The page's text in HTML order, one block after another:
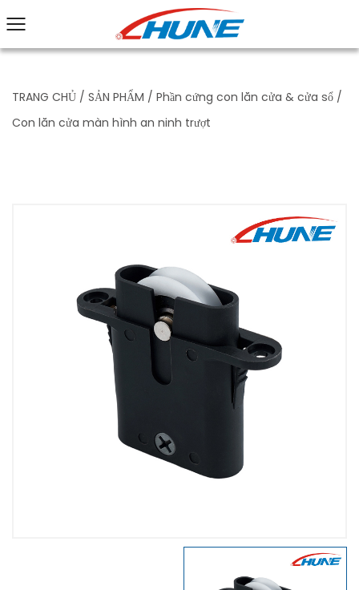
TRANG CHỦ / SẢN PHẨM / Phần cứng con lăn cửa & cửa sổ /
Con lăn cửa màn hình an ninh trượt